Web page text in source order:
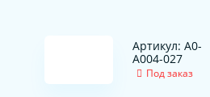
Артикул: A0-
A004-027
Под заказ